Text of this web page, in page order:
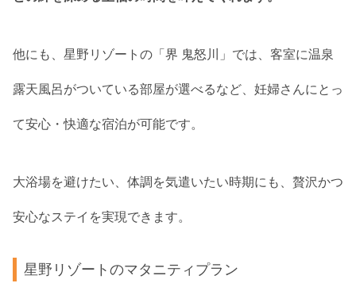
他にも、星野リゾートの「界 鬼怒川」では、客室に温泉
露天風呂がついている部屋が選べるなど、妊婦さんにとっ
て安心・快適な宿泊が可能です。
大浴場を避けたい、体調を気遣いたい時期にも、贅沢かつ
安心なステイを実現できます。
星野リゾートのマタニティプラン